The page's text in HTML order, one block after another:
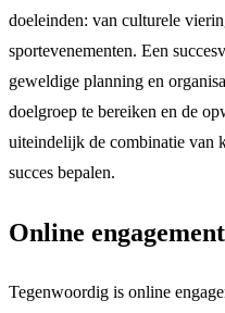
doeleinden: van culturele
sportevenementen. Een
geweldige planning en
doelgroep te bereiken en de
uiteindelijk de combinatie van
succes bepalen.
Online engagement
Tegenwoordig is online